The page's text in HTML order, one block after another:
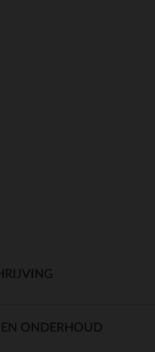
ONDERHOUD